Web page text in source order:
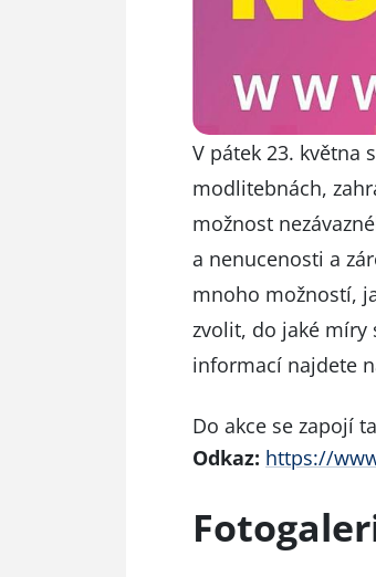
V pátek 23. května
modlitebnách,
možnost
a nenucenosti a
mnoho možností,
zvolit, do jaké míry
informací najdete
Do akce se zapojí
Odkaz: https://